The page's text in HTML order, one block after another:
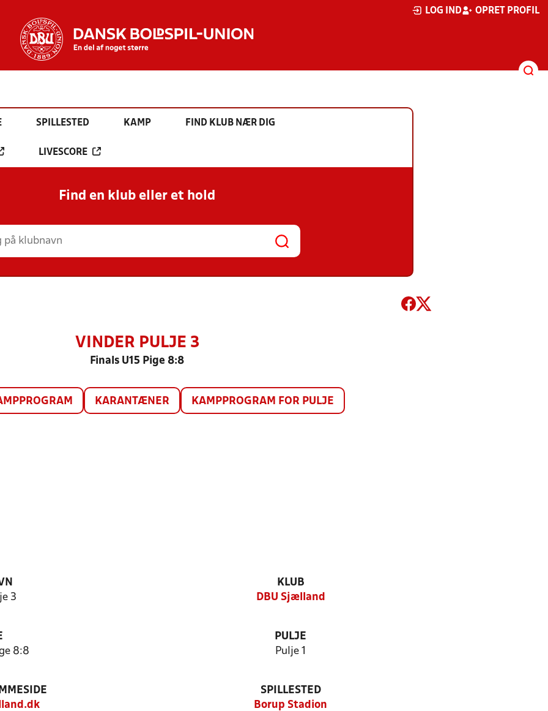
LOG IND OPRET PROFIL
SPILLESTED KAMP FIND KLUB NÆR DIG
LIVESCORE
Find en klub eller et hold
VINDER PULJE 3
Finals U15 Pige 8:8
KARANTÆNER KAMPPROGRAM FOR PULJE
3
KLUB
DBU Sjælland
8:8
PULJE
Pulje 1
SPILLESTED
Borup Stadion